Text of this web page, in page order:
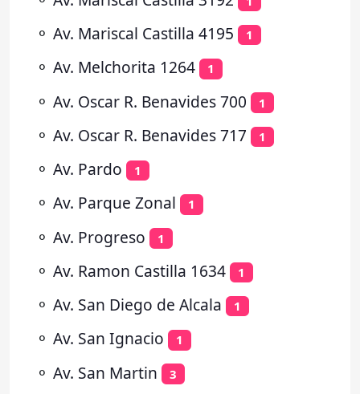
⚬ Av. Mariscal Castilla 4195 1
⚬ Av. Melchorita 1264 1
⚬ Av. Oscar R. Benavides 700 1
⚬ Av. Oscar R. Benavides 717 1
⚬ Av. Pardo 1
⚬ Av. Parque Zonal 1
⚬ Av. Progreso 1
⚬ Av. Ramon Castilla 1634 1
⚬ Av. San Diego de Alcala 1
⚬ Av. San Ignacio 1
⚬ Av. San Martin 3